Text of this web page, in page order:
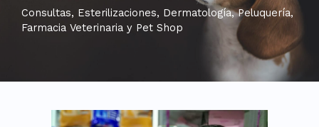
Consultas, Esterilizaciones, Dermatología, Peluquería,
Farmacia Veterinaria y Pet Shop